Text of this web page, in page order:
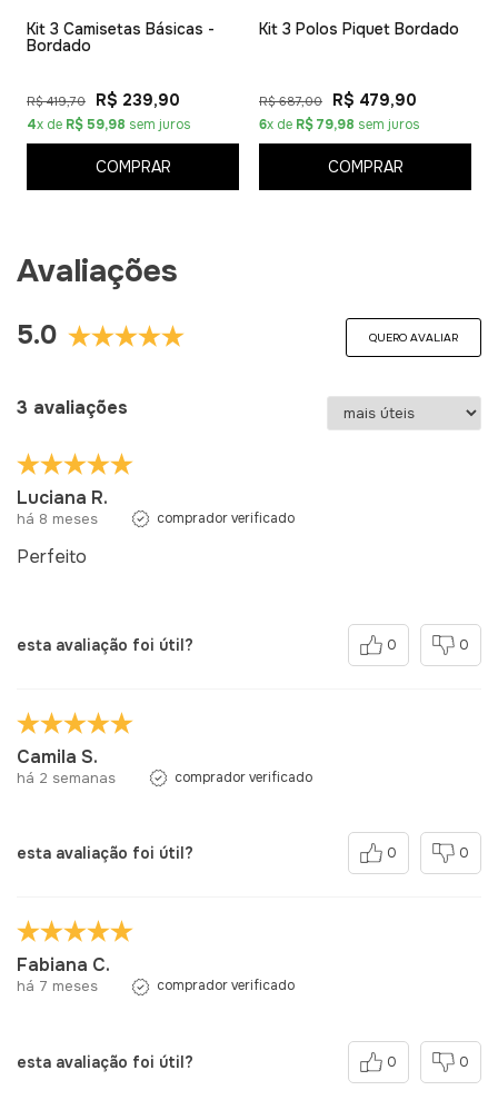
Kit 3 Camisetas Básicas -
Bordado
R$ 419,70 R$ 239,90
4x de R$ 59,98 sem juros
COMPRAR
Kit 3 Polos Piquet Bordado
R$ 687,00 R$ 479,90
6x de R$ 79,98 sem juros
COMPRAR
Avaliações
5.0 QUERO AVALIAR
3 avaliações
Luciana R.
há 8 meses comprador verificado
Perfeito
esta avaliação foi útil? 0 0
Camila S.
há 2 semanas comprador verificado
esta avaliação foi útil? 0 0
Fabiana C.
há 7 meses comprador verificado
esta avaliação foi útil? 0 0